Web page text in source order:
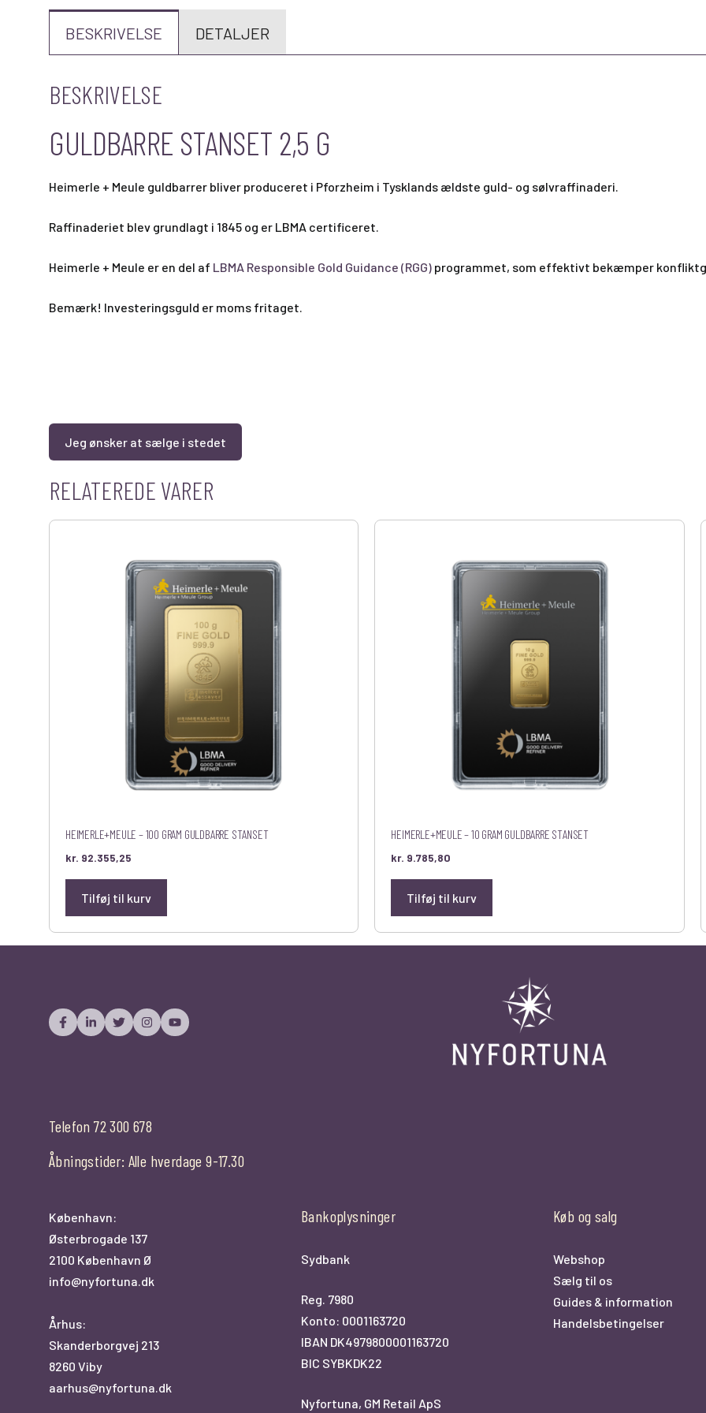
BESKRIVELSE DETALJER
BESKRIVELSE
GULDBARRE STANSET 2,5 G
Heimerle + Meule guldbarrer bliver produceret i Pforzheim i Tysklands ældste guld- og sølvraffinaderi.
Raffinaderiet blev grundlagt i 1845 og er LBMA certificeret.
Heimerle + Meule er en del af LBMA Responsible Gold Guidance (RGG) programmet, som effektivt bekæmper
Bemærk! Investeringsguld er moms fritaget.
Jeg ønsker at sælge i stedet
RELATEREDE VARER
HEIMERLE+MEULE – 100 GRAM GULDBARRE STANSET
kr. 92.355,25
Tilføj til kurv
HEIMERLE+MEULE – 10 GRAM GULDBARRE STANSET
kr. 9.785,80
Tilføj til kurv
Telefon 72 300 678
Åbningstider: Alle hverdage 9-17.30
København:
Østerbrogade 137
2100 København Ø
info@nyfortuna.dk
Århus:
Skanderborgvej 213
8260 Viby
aarhus@nyfortuna.dk
Bankoplysninger
Sydbank
Reg. 7980
Konto: 0001163720
IBAN DK4979800001163720
BIC SYBKDK22
Nyfortuna, GM Retail ApS
Køb og salg
Webshop
Sælg til os
Guides & information
Handelsbetingelser